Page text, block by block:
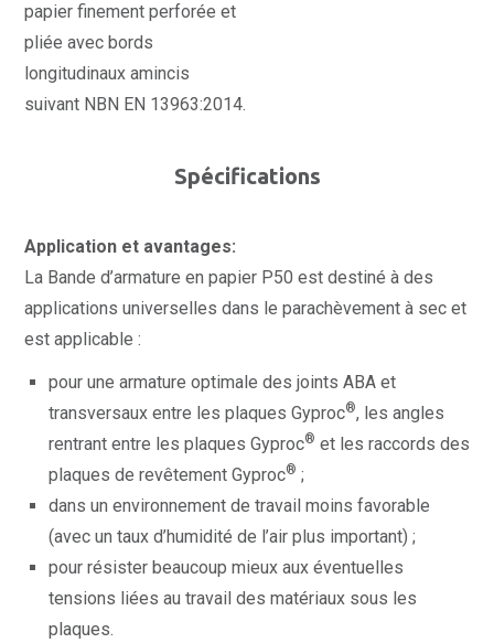
papier finement perforée et
pliée avec bords
longitudinaux amincis
suivant NBN EN 13963:2014.
Spécifications
Application et avantages:
La Bande d’armature en papier P50 est destiné à des
applications universelles dans le parachèvement à sec et
est applicable :
pour une armature optimale des joints ABA et
transversaux entre les plaques Gyproc®, les angles
rentrant entre les plaques Gyproc® et les raccords des
plaques de revêtement Gyproc® ;
dans un environnement de travail moins favorable
(avec un taux d’humidité de l’air plus important) ;
pour résister beaucoup mieux aux éventuelles
tensions liées au travail des matériaux sous les
plaques.